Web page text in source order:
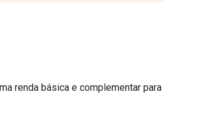
renda básica e complementar para